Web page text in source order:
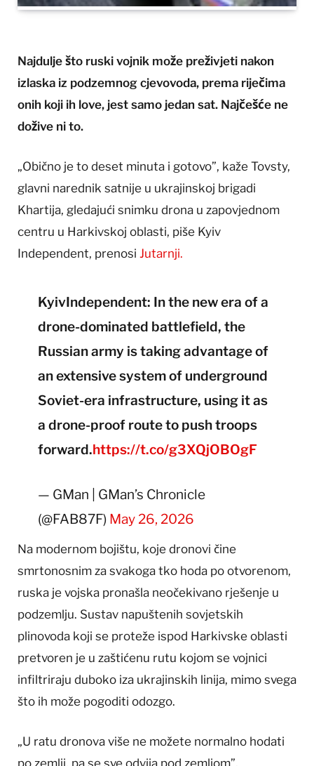
Najdulje što ruski vojnik može preživjeti nakon
izlaska iz podzemnog cjevovoda, prema riječima
onih koji ih love, jest samo jedan sat. Najčešće ne
dožive ni to.
„Obično je to deset minuta i gotovo”, kaže Tovsty,
glavni narednik satnije u ukrajinskoj brigadi
Khartija, gledajući snimku drona u zapovjednom
centru u Harkivskoj oblasti, piše Kyiv
Independent, prenosi Jutarnji.
KyivIndependent: In the new era of a
drone-dominated battlefield, the
Russian army is taking advantage of
an extensive system of underground
Soviet-era infrastructure, using it as
a drone-proof route to push troops
forward.https://t.co/g3XQjOBOgF
— GMan | GMan’s Chronicle
(@FAB87F) May 26, 2026
Na modernom bojištu, koje dronovi čine
smrtonosnim za svakoga tko hoda po otvorenom,
ruska je vojska pronašla neočekivano rješenje u
podzemlju. Sustav napuštenih sovjetskih
plinovoda koji se proteže ispod Harkivske oblasti
pretvoren je u zaštićenu rutu kojom se vojnici
infiltriraju duboko iza ukrajinskih linija, mimo svega
što ih može pogoditi odozgo.
„U ratu dronova više ne možete normalno hodati
po zemlji, pa se sve odvija pod zemljom”,